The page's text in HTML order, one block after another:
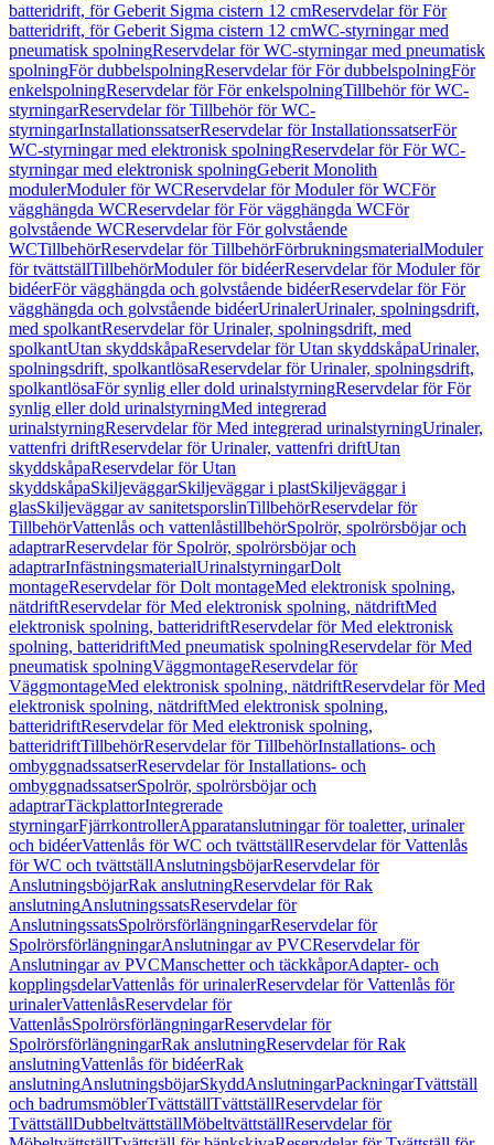
batteridrift, för Geberit Sigma cistern 12 cmReservdelar för För
batteridrift, för Geberit Sigma cistern 12 cmWC-styrningar med
pneumatisk spolningReservdelar för WC-styrningar med pneumatisk
spolningFör dubbelspolningReservdelar för För dubbelspolningFör
enkelspolningReservdelar för För enkelspolningTillbehör för WC-
styrningarReservdelar för Tillbehör för WC-
styrningarInstallationssatserReservdelar för InstallationssatserFör
WC-styrningar med elektronisk spolningReservdelar för För WC-
styrningar med elektronisk spolningGeberit Monolith
modulerModuler för WCReservdelar för Moduler för WCFör
vägghängda WCReservdelar för För vägghängda WCFör
golvstående WCReservdelar för För golvstående
WCTillbehörReservdelar för TillbehörFörbrukningsmaterialModuler
för tvättställTillbehörModuler för bidéerReservdelar för Moduler för
bidéerFör vägghängda och golvstående bidéerReservdelar för För
vägghängda och golvstående bidéerUrinalerUrinaler, spolningsdrift,
med spolkantReservdelar för Urinaler, spolningsdrift, med
spolkantUtan skyddskåpaReservdelar för Utan skyddskåpaUrinaler,
spolningsdrift, spolkantlösaReservdelar för Urinaler, spolningsdrift,
spolkantlösaFör synlig eller dold urinalstyrningReservdelar för För
synlig eller dold urinalstyrningMed integrerad
urinalstyrningReservdelar för Med integrerad urinalstyrningUrinaler,
vattenfri driftReservdelar för Urinaler, vattenfri driftUtan
skyddskåpaReservdelar för Utan
skyddskåpaSkiljeväggarSkiljeväggar i plastSkiljeväggar i
glasSkiljeväggar av sanitetsporslinTillbehörReservdelar för
TillbehörVattenlås och vattenlåstillbehörSpolrör, spolrörsböjar och
adaptrarReservdelar för Spolrör, spolrörsböjar och
adaptrarInfästningsmaterialUrinalstyrningarDolt
montageReservdelar för Dolt montageMed elektronisk spolning,
nätdriftReservdelar för Med elektronisk spolning, nätdriftMed
elektronisk spolning, batteridriftReservdelar för Med elektronisk
spolning, batteridriftMed pneumatisk spolningReservdelar för Med
pneumatisk spolningVäggmontageReservdelar för
VäggmontageMed elektronisk spolning, nätdriftReservdelar för Med
elektronisk spolning, nätdriftMed elektronisk spolning,
batteridriftReservdelar för Med elektronisk spolning,
batteridriftTillbehörReservdelar för TillbehörInstallations- och
ombyggnadssatserReservdelar för Installations- och
ombyggnadssatserSpolrör, spolrörsböjar och
adaptrarTäckplattorIntegrerade
styrningarFjärrkontrollerApparatanslutningar för toaletter, urinaler
och bidéerVattenlås för WC och tvättställReservdelar för Vattenlås
för WC och tvättställAnslutningsböjarReservdelar för
AnslutningsböjarRak anslutningReservdelar för Rak
anslutningAnslutningssatsReservdelar för
AnslutningssatsSpolrörsförlängningarReservdelar för
SpolrörsförlängningarAnslutningar av PVCReservdelar för
Anslutningar av PVCManschetter och täckkåporAdapter- och
kopplingsdelarVattenlås för urinalerReservdelar för Vattenlås för
urinalerVattenlåsReservdelar för
VattenlåsSpolrörsförlängningarReservdelar för
SpolrörsförlängningarRak anslutningReservdelar för Rak
anslutningVattenlås för bidéerRak
anslutningAnslutningsböjarSkyddAnslutningarPackningarTvättställ
och badrumsmöblerTvättställTvättställReservdelar för
TvättställDubbeltvättställMöbeltvättställReservdelar för